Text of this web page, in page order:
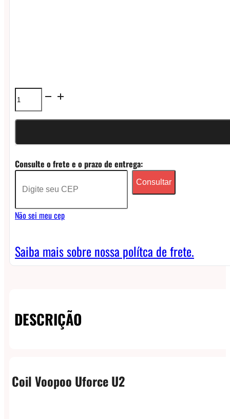
Coil
Voopoo
0.4ohm
Dual
Core
(Unidade)
quantidade
Consulte o frete e o prazo de entrega:
Consultar
Não sei meu cep
Saiba mais sobre nossa polítca de frete.
DESCRIÇÃO
Coil Voopoo Uforce U2